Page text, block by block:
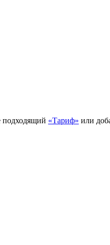
подходящий «Тариф» или